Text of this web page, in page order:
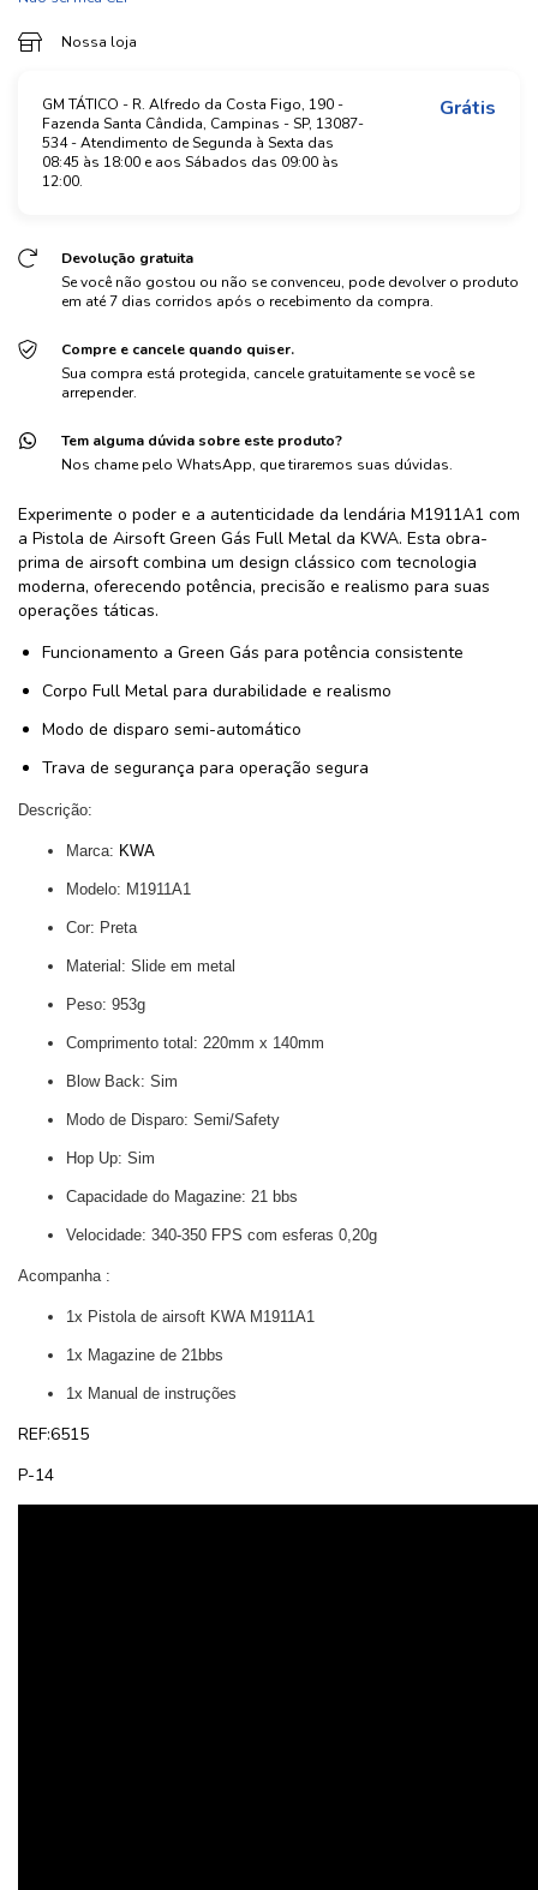
Nossa loja
GM TÁTICO - R. Alfredo da Costa Figo, 190 -
Fazenda Santa Cândida, Campinas - SP, 13087-
534 - Atendimento de Segunda à Sexta das
08:45 às 18:00 e aos Sábados das 09:00 às
12:00.
Grátis
Devolução gratuita
Se você não gostou ou não se convenceu, pode devolver o produto
em até 7 dias corridos após o recebimento da compra.
Compre e cancele quando quiser.
Sua compra está protegida, cancele gratuitamente se você se
arrepender.
Tem alguma dúvida sobre este produto?
Nos chame pelo WhatsApp, que tiraremos suas dúvidas.
Experimente o poder e a autenticidade da lendária M1911A1 com
a Pistola de Airsoft Green Gás Full Metal da KWA. Esta obra-
prima de airsoft combina um design clássico com tecnologia
moderna, oferecendo potência, precisão e realismo para suas
operações táticas.
Funcionamento a Green Gás para potência consistente
Corpo Full Metal para durabilidade e realismo
Modo de disparo semi-automático
Trava de segurança para operação segura
Descrição:
Marca: KWA
Modelo: M1911A1
Cor: Preta
Material: Slide em metal
Peso: 953g
Comprimento total: 220mm x 140mm
Blow Back: Sim
Modo de Disparo: Semi/Safety
Hop Up: Sim
Capacidade do Magazine: 21 bbs
Velocidade: 340-350 FPS com esferas 0,20g
Acompanha :
1x Pistola de airsoft KWA M1911A1
1x Magazine de 21bbs
1x Manual de instruções
REF:6515
P-14